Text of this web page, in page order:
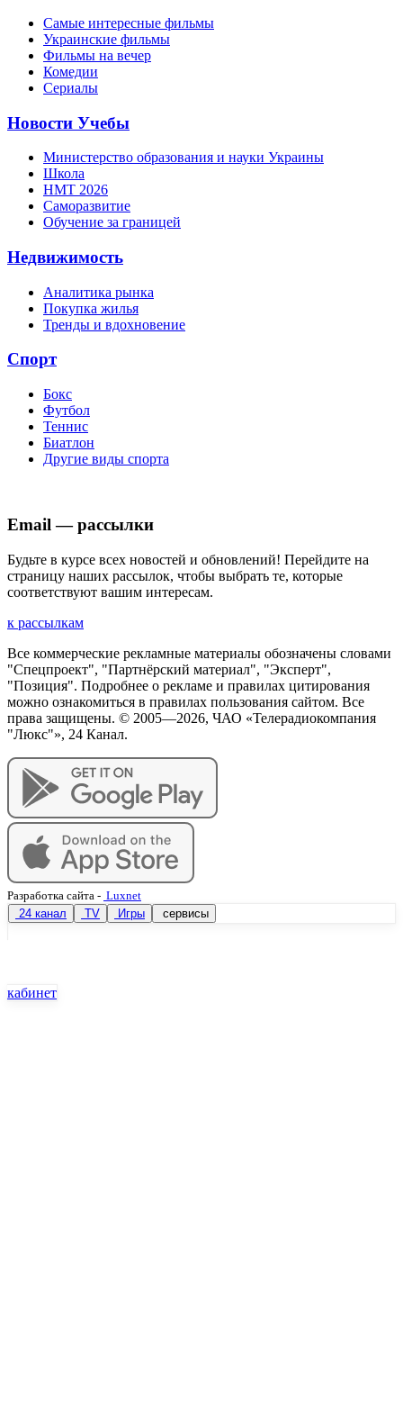
Самые интересные фильмы
Украинские фильмы
Фильмы на вечер
Комедии
Сериалы
Новости Учебы
Министерство образования и науки Украины
Школа
НМТ 2026
Саморазвитие
Обучение за границей
Недвижимость
Аналитика рынка
Покупка жилья
Тренды и вдохновение
Спорт
Бокс
Футбол
Теннис
Биатлон
Другие виды спорта
Email — рассылки
Будьте в курсе всех новостей и обновлений! Перейдите на
страницу наших рассылок, чтобы выбрать те, которые
соответствуют вашим интересам.
к рассылкам
Все коммерческие рекламные материалы обозначены словами
"Спецпроект", "Партнёрский материал", "Эксперт",
"Позиция". Подробнее о рекламе и правилах цитирования
можно ознакомиться в правилах пользования сайтом. Все
права защищены. © 2005—2026, ЧАО «Телерадиокомпания
"Люкс"», 24 Канал.
Разработка сайта - Luxnet
24 канал
TV Игры сервисы
кабинет